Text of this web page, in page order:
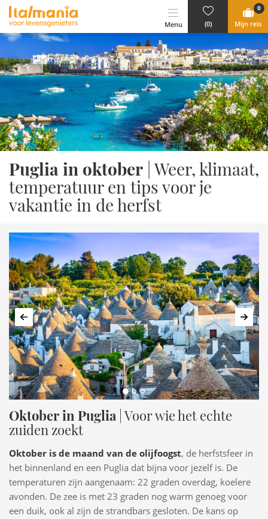
Ga naar content
Menu (0)
0
Mijn reis
Puglia in oktober | Weer, klimaat,
temperatuur en tips voor je
vakantie in de herfst
Vorige
Oktober in Puglia | Voor wie het echte
zuiden zoekt
Oktober is de maand van de olijfoogst, de herfstsfeer in
het binnenland en een Puglia dat bijna voor jezelf is. De
temperaturen zijn aangenaam: 22 graden overdag, koelere
avonden. De zee is met 23 graden nog warm genoeg voor
een duik, ook al zijn de strandbars gesloten. De kans op